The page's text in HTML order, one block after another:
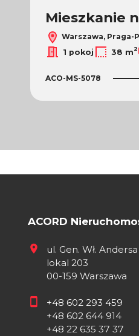
Mieszkanie
Warszawa, Praga-
1 pokoj
38 m2
ACO-MS-5078
ACORD
ul. Gen. Wł. Andersa
lokal 203
00-159 Warszawa
+48 602 293 459
+48 602 644 914
+48 22 635 37 37